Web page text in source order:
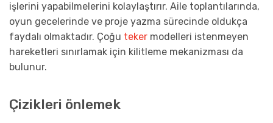
işlerini yapabilmelerini kolaylaştırır. Aile toplantılarında,
oyun gecelerinde ve proje yazma sürecinde oldukça
faydalı olmaktadır. Çoğu teker modelleri istenmeyen
hareketleri sınırlamak için kilitleme mekanizması da
bulunur.
Çizikleri önlemek